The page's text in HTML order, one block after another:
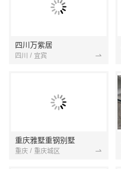
四川万紫居
四川 / 宜宾
重庆雅墅重钢别墅
重庆 / 重庆城区